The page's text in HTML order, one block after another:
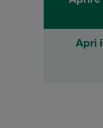
Apri